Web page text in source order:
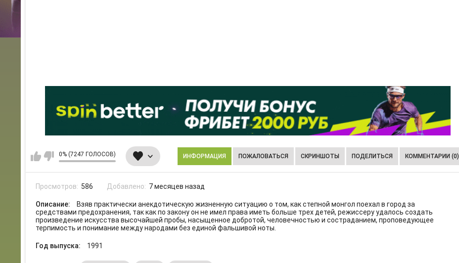
0% (7247 ГОЛОСОВ) ИНФОРМАЦИЯ ПОЖАЛОВАТЬСЯ СКРИНШОТЫ ПОДЕЛИТЬСЯ КОММЕНТАРИИ (0)
Просмотров: 586 Добавлено: 7 месяцев назад
Описание:
Взяв практически анекдотическую жизненную ситуацию о том, как степной монгол поехал в город за
средствами предохранения, так как по закону он не имел права иметь больше трех детей, режиссеру удалось создать
произведение искусства высочайшей пробы, насыщенное добротой, человечностью и состраданием, проповедующее
терпимость и понимание между народами без единой фальшивой ноты.
Год выпуска: 1991